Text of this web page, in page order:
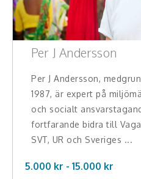
Per J Andersson
Per J Andersson,
1987, är expert på
och socialt
fortfarande bidra till
SVT, UR och Sveriges ...
5.000 kr - 15.000 kr